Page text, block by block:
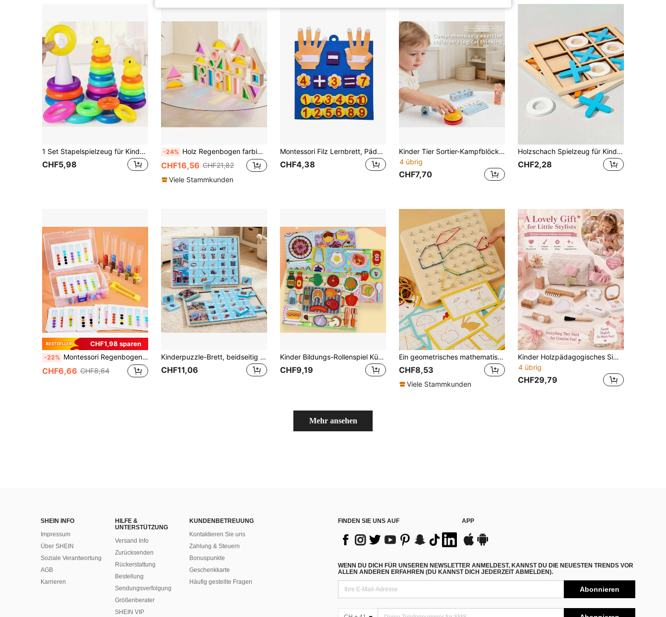
1 Set Stapelspielzeug für Kinder, Montessori Lernspielzeug für frühe Bildung, Farbenerkennung Geschenk (Zufällige Farbe)
CHF5,98
-24% Holz Regenbogen farbige Schattenwürfel für Kinder, Acryl bunte transparente Formerkennungs-Sortier-Bauklötze Spielzeug, kreative Konstruktion, Eltern-Kind interaktives Spielzeug, Logiktraining Spielzeug
CHF16,56 CHF21,82
Viele Stammkunden
Montessori Filz Lernbrett, Pädagogisches DIY Spielzeug für Kinder, Additions- und Subtraktions-Fingerrechnen Lehrboard
CHF4,38
Kinder Tier Sortier-Kampfblöcke, Puzzle Lernspielzeug, interaktives Brettspiel mit Glocken für Eltern und Kind
4 übrig
CHF7,70
Holzschach Spielzeug für Kinder Puzzlespiel XO Doppelspiel Eltern-Kind-Interaktion empfiehlt traditionelles Desktop-Schach Weihnachts-, Halloween- und Erntedankfestgeschenk
CHF2,28
CHF1,98 sparen
-22% Montessori Regenbogen Reagenzglas Perlen Sortier-Set, Montessori Frühkindliche Bildung Kognitive Zuordnungs- und Sortier-Spielzeug, Farberkennungsübung, Hand-Auge-Koordination, Hands-On Fähigkeitentraining, Eltern-Kind-Interaktion, ideales Geschenk für Jungen und Mädchen. Enthält 5 Reagenzgläser, 40 bunte Holzperlen, 1 Clip, 24 doppelseitige Karten und eine PVC-Aufbewahrungsbox. Geeignet für die Schulanfang, ein ideales Geschenk für Kinder.
CHF6,66 CHF8,64
Kinderpuzzle-Brett, beidseitig thematische Zuordnungspuzzles, 6 Themen einschließlich Buchstabenerkennung, Bauklötze, Montessori Frühförderungsspielzeug
CHF11,06
Kinder Bildungs-Rollenspiel Küchen Spielzeug Set, Holz Realistische Gemüse, Brot, Obst Schneid Spielessen, interaktives Desktop Spielzeug
CHF9,19
Ein geometrisches mathematisches Lernspielzeug aus Holz mit Nagelbrett zur Konstruktion von Formen gemäß den 30 doppelseitigen Karten mit 10 großen, 20 mittleren und 20 kleinen Gummibänder. Dies bietet eine effektive Übung für Kinder zur Entwicklung ihres Denkens, ihrer räumlichen Orientierung, Kreativität und Vorstellungskraft.
CHF8,53
Viele Stammkunden
Kinder Holzpädagogisches Simulationsmädchen Make-up Tasche Eltern-Kind Interaktionsset Rollenspiel Spielzeug. Pädagogisches Simulationsmädchen Make-up Tasche Eltern-Kind Interaktions Herzförmiges Schminktisch Set Rollenspiel Spielzeug
4 übrig
CHF29,79
Mehr ansehen
SHEIN INFO
Impressum
Über SHEIN
Soziale Verantwortung
AGB
Karrieren
HILFE &
UNTERSTÜTZUNG
Versand Info
Zurücksenden
Rückerstattung
Bestellung
Sendungsverfolgung
Größenberater
SHEIN VIP
KUNDENBETREUUNG
Kontaktieren Sie uns
Zahlung & Steuern
Bonuspunkte
Geschenkkarte
Häufig gestellte Fragen
FINDEN SIE UNS AUF APP
WENN DU DICH FÜR UNSEREN NEWSLETTER ANMELDEST, KANNST DU DIE NEUESTEN TRENDS VOR
ALLEN ANDEREN ERFAHREN (DU KANNST DICH JEDERZEIT ABMELDEN).
Abonnieren